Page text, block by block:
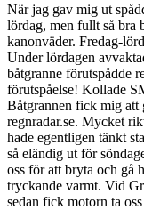
När jag gav mig ut
lördag, men fullt så bra
kanonväder. Fredag-
Under lördagen
båtgranne förutspådde
förutspåelse! Kollade
Båtgrannen fick mig att
regnradar.se. Mycket
hade egentligen tänkt
så eländig ut för
oss för att bryta och gå
tryckande varmt. Vid
sedan fick motorn ta